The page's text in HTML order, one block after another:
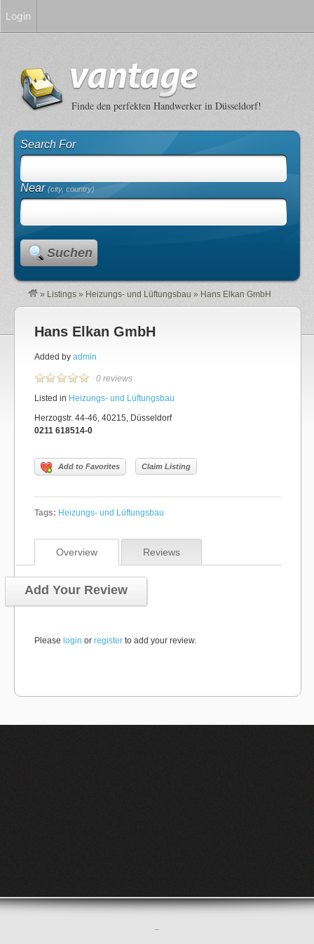
Finde den perfekten Handwerker in Düsseldorf!
Search For
Near(city, country)
Suchen
» Listings » Heizungs- und Lüftungsbau » Hans Elkan GmbH
Hans Elkan GmbH
Added by admin
0 reviews
Listed in Heizungs- und Lüftungsbau
Herzogstr. 44-46, 40215, Düsseldorf
0211 618514-0
Add to Favorites Claim Listing
Tags: Heizungs- und Lüftungsbau
Overview Reviews
Add Your Review
Please login or register to add your review.
–
Login